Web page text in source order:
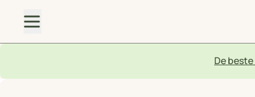
De beste